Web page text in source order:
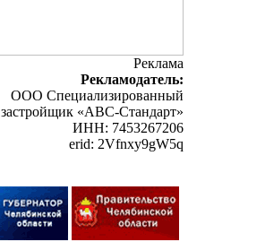
Реклама
Рекламодатель:
ООО Специализированный
застройщик «АВС-Стандарт»
ИНН: 7453267206
erid: 2Vfnxy9gW5q